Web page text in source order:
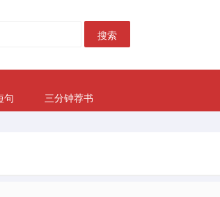
搜索
句
三分钟荐书